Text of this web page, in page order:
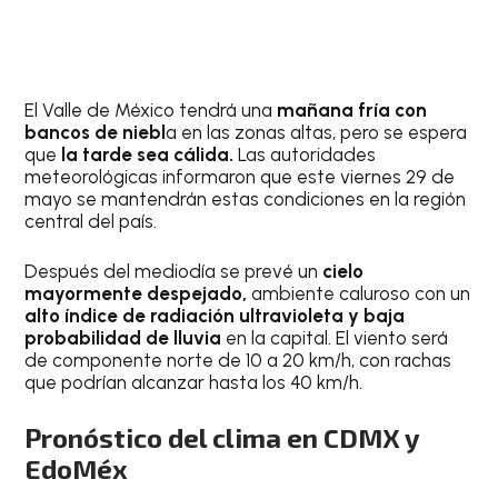
El Valle de México tendrá una mañana fría con
bancos de niebla en las zonas altas, pero se espera
que la tarde sea cálida.Las autoridades
meteorológicas informaron que este viernes 29 de
mayo se mantendrán estas condiciones en la región
central del país.
Después del mediodía se prevé un cielo
mayormente despejado, ambiente caluroso con un
alto índice de radiación ultravioleta y baja
probabilidad de lluvia en la capital. El viento será
de componente norte de 10 a 20 km/h, con rachas
que podrían alcanzar hasta los 40 km/h.
Pronóstico delclima en CDMXy
EdoMéx